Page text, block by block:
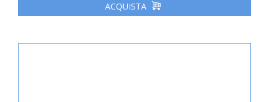
ACQUISTA